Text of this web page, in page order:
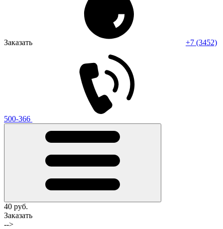
Заказать +7 (3452)
500-366
40 руб.
Заказать
-->